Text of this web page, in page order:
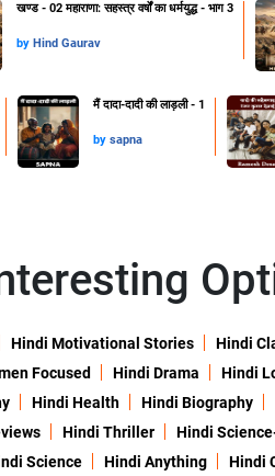
खण्ड - 02 महाराणा: सहस्त्र वर्षों का धर्मयुद्ध - भाग 3
by Hind Gaurav
मैं दादा-दादी की लाड़ली - 1
by sapna
Hindi Motivational Stories Hindi
Focused Hindi Drama Hindi
Hindi Health Hindi Biography
Hindi Thriller Hindi
Science Hindi Anything Hindi